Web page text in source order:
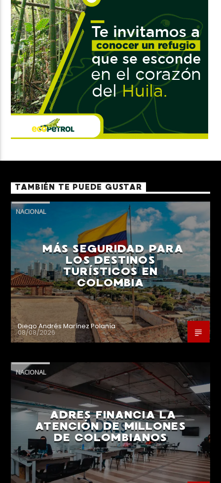
TAMBIÉN TE PUEDE GUSTAR
NACIONAL
MÁS SEGURIDAD PARA
LOS DESTINOS
TURÍSTICOS EN
COLOMBIA
Diego Andrés Marínez Polanía
08/08/2026
NACIONAL
ADRES FINANCIA LA
ATENCIÓN DE MILLONES
DE COLOMBIANOS